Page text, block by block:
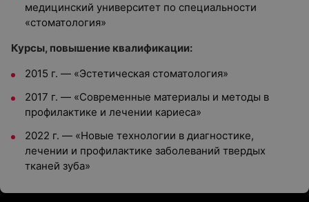
медицинский университет по специальности
«стоматология»
Курсы, повышение квалификации:
2015 г. — «Эстетическая стоматология»
2017 г. — «Современные материалы и методы в
профилактике и лечении кариеса»
2022 г. — «Новые технологии в диагностике,
лечении и профилактике заболеваний твердых
тканей зуба»